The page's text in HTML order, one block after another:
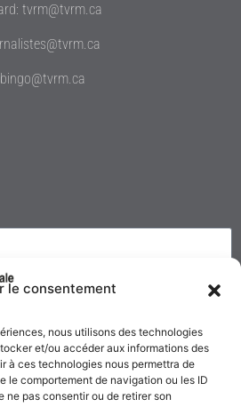
le consentement
nous utilisons des technologies
et/ou accéder aux informations des
à ces technologies nous permettra de
le comportement de navigation ou les ID
ne pas consentir ou de retirer son
tvrm@tvrm.ca